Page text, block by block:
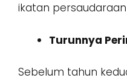
ikatan
Turunnya
Sebelum tahun